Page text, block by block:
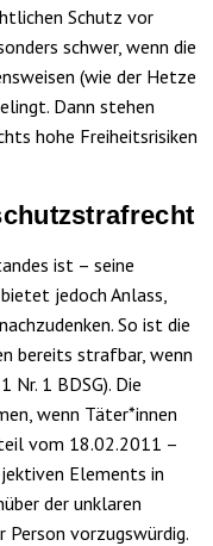
Schutz vor
schwer, wenn die
(wie der Hetze
Dann stehen
hohe Freiheitsrisiken
ist – seine
jedoch Anlass,
So ist die
bereits strafbar, wenn
Nr. 1 BDSG). Die
wenn Täter*innen
vom 18.02.2011 –
Elements in
der unklaren
Person vorzugswürdig.